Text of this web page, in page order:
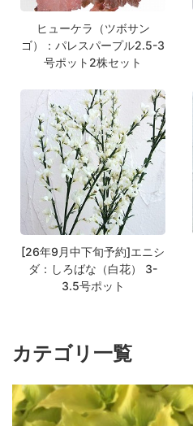
ヒューケラ（ツボサン
ゴ）：パレスパープル2.5-3
号ポット2株セット
[26年9月中下旬予約]エニシ
ダ：しろばな（白花） 3-
3.5号ポット
カテゴリ一覧